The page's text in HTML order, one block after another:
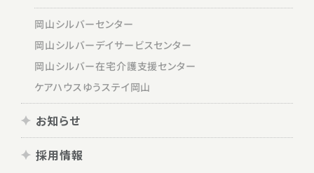
岡山シルバーセンター
岡山シルバーデイサービスセンター
岡山シルバー在宅介護支援センター
ケアハウスゆうステイ岡山
お知らせ
採用情報